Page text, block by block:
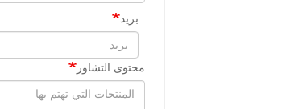
بريد
محتوى التشاور